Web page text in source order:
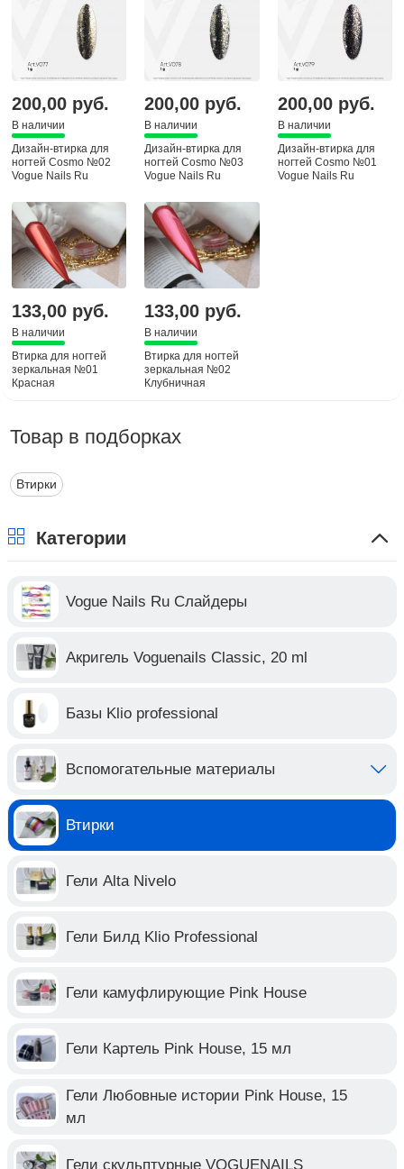
200,00 руб.
В наличии
Дизайн-втирка для
ногтей Cosmo №02
Vogue Nails Ru
200,00 руб.
В наличии
Дизайн-втирка для
ногтей Cosmo №03
Vogue Nails Ru
200,00 руб.
В наличии
Дизайн-втирка для
ногтей Cosmo №01
Vogue Nails Ru
133,00 руб.
В наличии
Втирка для ногтей
зеркальная №01
Красная
133,00 руб.
В наличии
Втирка для ногтей
зеркальная №02
Клубничная
Товар в подборках
Втирки
Категории
Vogue Nails Ru Слайдеры
Акригель Voguenails Classic, 20 ml
Базы Klio professional
Вспомогательные материалы
Втирки
Гели Alta Nivelo
Гели Билд Klio Professional
Гели камуфлирующие Pink House
Гели Картель Pink House, 15 мл
Гели Любовные истории Pink House, 15
мл
Гели скульптурные VOGUENAILS